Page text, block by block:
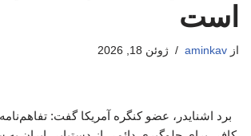
است
از aminkav ژوئن 18, 2026
برد اشنایدر، عضو کنگره آمریکا گفت: تفاهم‌نامه